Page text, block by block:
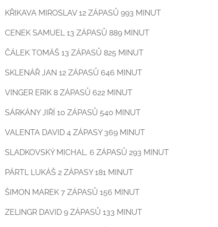
KŘIKAVA MIROSLAV 12 ZÁPASŮ 993 MINUT
CENEK SAMUEL 13 ZÁPASŮ 889 MINUT
ČÁLEK TOMÁŠ 13 ZÁPASŮ 825 MINUT
SKLENÁŘ JAN 12 ZÁPASŮ 646 MINUT
VINGER ERIK 8 ZÁPASŮ 622 MINUT
SÁRKÁNY JIŘÍ 10 ZÁPASŮ 540 MINUT
VALENTA DAVID 4 ZÁPASY 369 MINUT
SLADKOVSKÝ MICHAL. 6 ZÁPASŮ 293 MINUT
PÁRTL LUKÁŠ 2 ZÁPASY 181 MINUT
ŠIMON MAREK 7 ZÁPASŮ 156 MINUT
ZELINGR DAVID 9 ZÁPASŮ 133 MINUT